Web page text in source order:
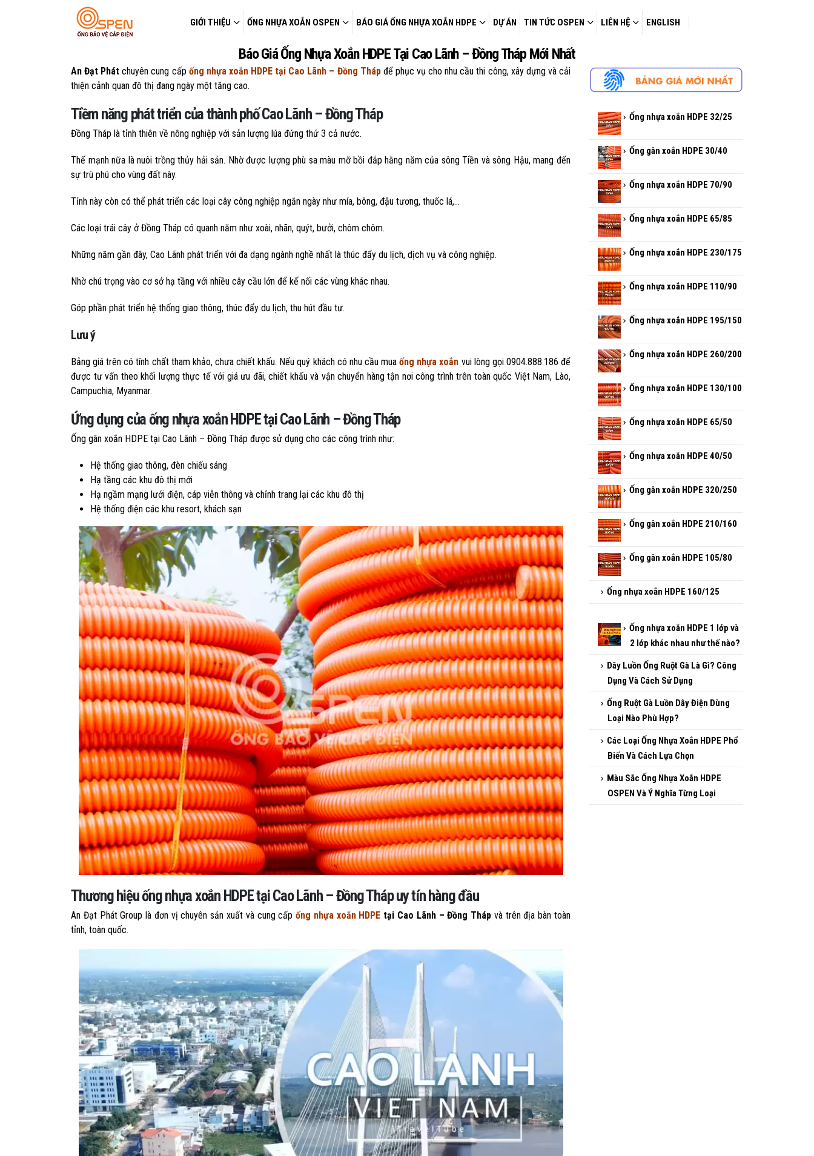
GIỚI THIỆU ỐNG NHỰA XOẮN OSPEN BÁO GIÁ ỐNG NHỰA XOẮN HDPE DỰ ÁN TIN TỨC OSPEN LIÊN HỆ ENGLISH
Báo Giá Ống Nhựa Xoắn HDPE Tại Cao Lãnh – Đồng Tháp Mới Nhất
An Đạt Phát chuyên cung cấp ống nhựa xoắn HDPE tại Cao Lãnh – Đồng Thápđể phục vụ cho nhu cầu thi công, xây dựng và cải
thiện cảnh quan đô thị đang ngày một tăng cao.
Tiềm năng phát triển của thành phố Cao Lãnh – Đồng Tháp
Đồng Tháp là tỉnh thiên về nông nghiệp với sản lượng lúa đứng thứ 3 cả nước.
Thế mạnh nữa là nuôi trồng thủy hải sản. Nhờ được lượng phù sa màu mỡ bồi đắp hằng năm của sông Tiền và sông Hậu, mang đến
sự trù phú cho vùng đất này.
Tỉnh này còn có thể phát triển các loại cây công nghiệp ngắn ngày như mía, bông, đậu tương, thuốc lá,…
Các loại trái cây ở Đồng Tháp có quanh năm như xoài, nhãn, quýt, bưởi, chôm chôm.
Những năm gần đây, Cao Lãnh phát triển với đa dạng ngành nghề nhất là thúc đẩy du lịch, dịch vụ và công nghiệp.
Nhờ chú trọng vào cơ sở hạ tầng với nhiều cây cầu lớn để kế nối các vùng khác nhau.
Góp phần phát triển hệ thống giao thông, thúc đẩy du lịch, thu hút đầu tư.
Lưu ý
Bảng giá trên có tính chất tham khảo, chưa chiết khấu. Nếu quý khách có nhu cầu muaống nhựa xoắn vui lòng gọi 0904.888.186 để
được tư vấn theo khối lượng thực tế với giá ưu đãi, chiết khấu và vận chuyển hàng tận nơi công trình trên toàn quốc Việt Nam, Lào,
Campuchia, Myanmar.
Ứng dụng của ống nhựa xoắn HDPE tại Cao Lãnh – Đồng Tháp
Ống gân xoắn HDPE tại Cao Lãnh – Đồng Tháp được sử dụng cho các công trình như:
Hệ thống giao thông, đèn chiếu sáng
Hạ tầng các khu đô thị mới
Hạ ngầm mạng lưới điện, cáp viễn thông và chỉnh trang lại các khu đô thị
Hệ thống điện các khu resort, khách sạn
Thương hiệu ống nhựa xoắn HDPE tại Cao Lãnh – Đồng Tháp uy tín hàng đầu
An Đạt Phát Group là đơn vị chuyên sản xuất và cung cấpống nhựa xoắn HDPE tại Cao Lãnh – Đồng Tháp và trên địa bàn toàn
tỉnh, toàn quốc.
Ống nhựa xoắn HDPE 32/25
Ống gân xoắn HDPE 30/40
Ống nhựa xoắn HDPE 70/90
Ống nhựa xoắn HDPE 65/85
Ống nhựa xoắn HDPE 230/175
Ống nhựa xoắn HDPE 110/90
Ống nhựa xoắn HDPE 195/150
Ống nhựa xoắn HDPE 260/200
Ống nhựa xoắn HDPE 130/100
Ống nhựa xoắn HDPE 65/50
Ống nhựa xoắn HDPE 40/50
Ống gân xoắn HDPE 320/250
Ống gân xoắn HDPE 210/160
Ống gân xoắn HDPE 105/80
Ống nhựa xoắn HDPE 160/125
Ống nhựa xoắn HDPE 1 lớp và
2 lớp khác nhau như thế nào?
Dây Luồn Ống Ruột Gà Là Gì?
Công Dụng Và Cách Sử Dụng
Ống Ruột Gà Luồn Dây Điện
Dùng Loại Nào Phù Hợp?
Các Loại Ống Nhựa Xoắn
HDPE Phổ Biến Và Cách Lựa
Màu Sắc Ống Nhựa Xoắn